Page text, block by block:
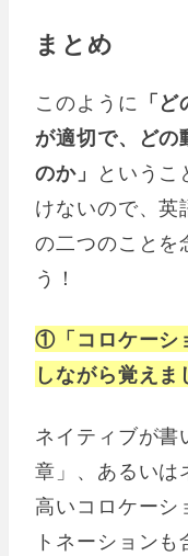
まとめ
このように 「
が適切で、どの
のか」 という
けないので、英
の二つのことを
う！
①「コロケーシ
しながら覚えま
ネイティブが書
章」、あるいは
高いコロケーシ
トネーション